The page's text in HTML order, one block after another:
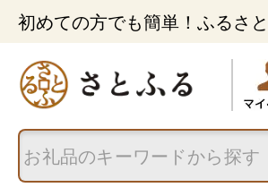
初めての方でも簡単！ふるさ